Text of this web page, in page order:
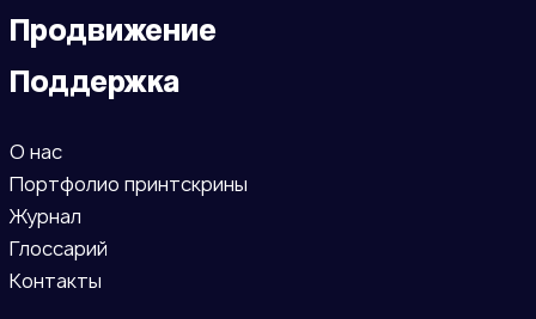
Продвижение
Поддержка
О нас
Портфолио принтскрины
Журнал
Глоссарий
Контакты